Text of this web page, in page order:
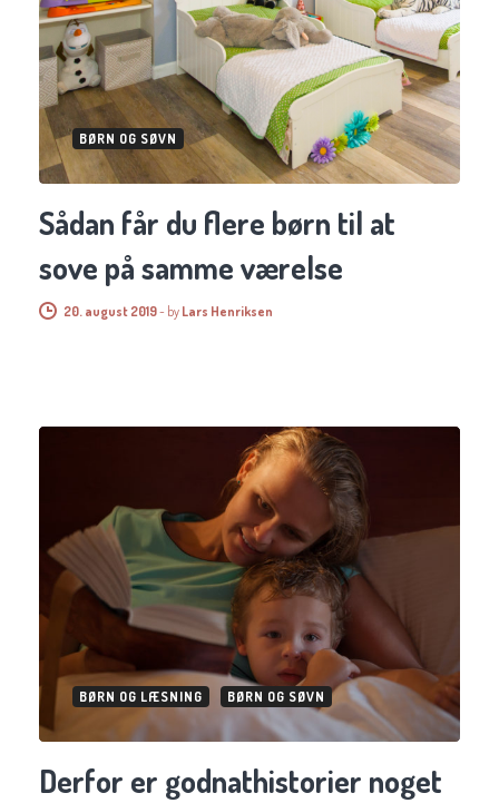
BØRN OG SØVN
Sådan får du flere børn til at
sove på samme værelse
20. august 2019- by Lars Henriksen
BØRN OG LÆSNING BØRN OG SØVN
Derfor er godnathistorier noget